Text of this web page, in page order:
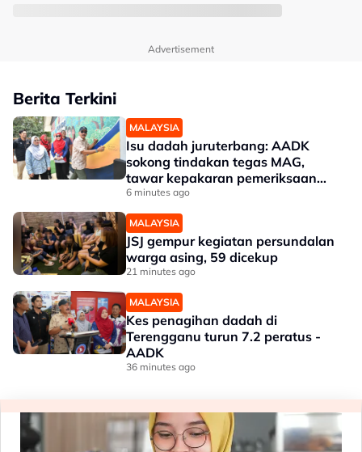
Advertisement
Berita Terkini
MALAYSIA
Isu dadah juruterbang: AADK
sokong tindakan tegas MAG,
tawar kepakaran pemeriksaan
ketat
6 minutes ago
MALAYSIA
JSJ gempur kegiatan persundalan
warga asing, 59 dicekup
21 minutes ago
MALAYSIA
Kes penagihan dadah di
Terengganu turun 7.2 peratus -
AADK
36 minutes ago